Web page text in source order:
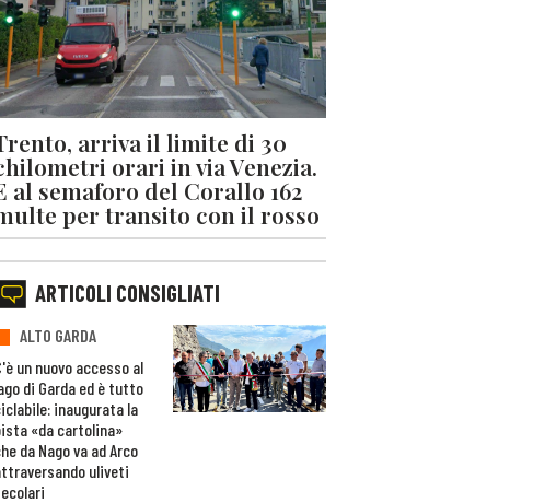
arriva il limite di 30
orari in via Venezia.
al semaforo del Corallo 162
per transito con il rosso
ARTICOLI CONSIGLIATI
ALTO GARDA
un nuovo accesso al
di Garda ed è tutto
inaugurata la
«da cartolina»
da Nago va ad Arco
uliveti